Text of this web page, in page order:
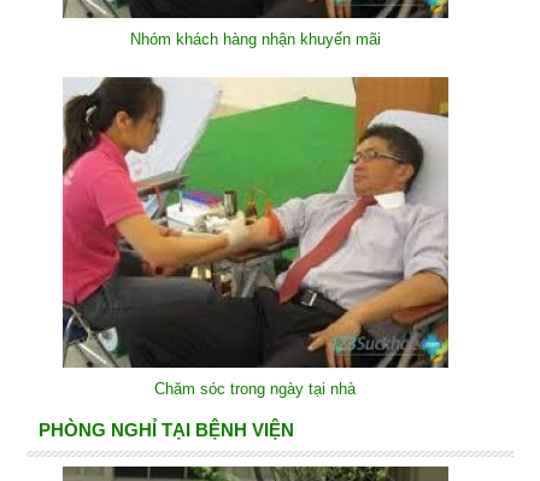
Nhóm khách hàng nhận khuyến mãi
Chăm sóc trong ngày tại nhà
PHÒNG NGHỈ TẠI BỆNH VIỆN